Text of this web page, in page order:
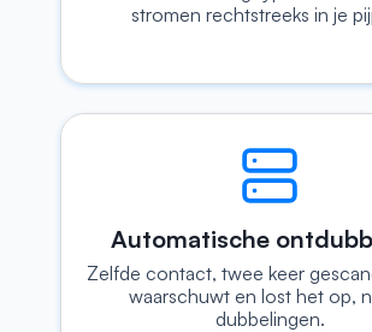
stromen rechtstreeks in je
Automatische
Zelfde contact, twee keer
waarschuwt en lost het op,
dubbelingen.